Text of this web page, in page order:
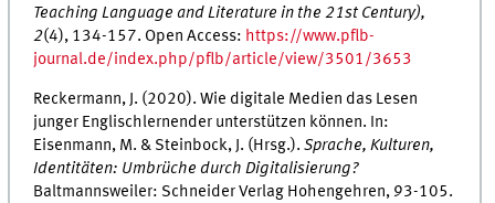
Teaching Language and Literature in the 21st Century),
2(4), 134-157. Open Access: https://www.pflb-
journal.de/index.php/pflb/article/view/3501/3653
Reckermann, J. (2020). Wie digitale Medien das Lesen
junger Englischlernender unterstützen können. In:
Eisenmann, M. & Steinbock, J. (Hrsg.).Sprache, Kulturen,
Identitäten: Umbrüche durch Digitalisierung?
Baltmannsweiler: Schneider Verlag Hohengehren, 93-105.